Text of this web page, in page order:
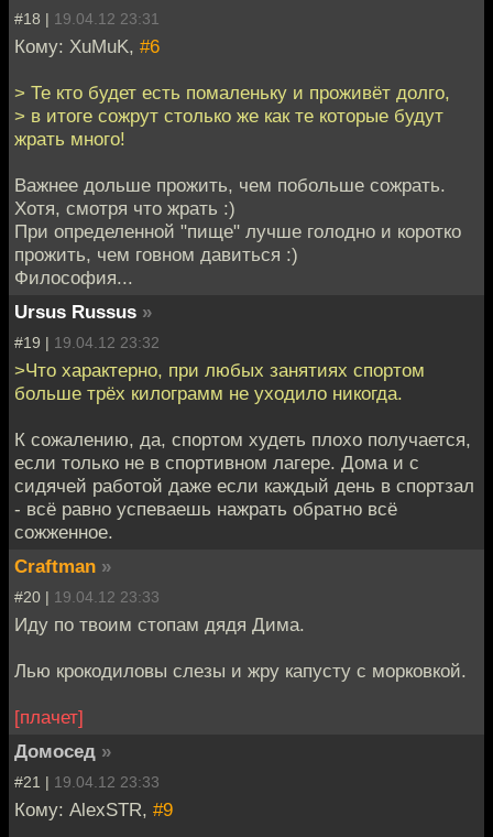
#18 | 19.04.12 23:31
Кому: XuMuK, #6
> Те кто будет есть помаленьку и проживёт долго,
> в итоге сожрут столько же как те которые будут
жрать много!
Важнее дольше прожить, чем побольше сожрать.
Хотя, смотря что жрать :)
При определенной "пище" лучше голодно и коротко
прожить, чем говном давиться :)
Философия...
Ursus Russus »
#19 | 19.04.12 23:32
>Что характерно, при любых занятиях спортом
больше трёх килограмм не уходило никогда.
К сожалению, да, спортом худеть плохо получается,
если только не в спортивном лагере. Дома и с
сидячей работой даже если каждый день в спортзал
- всё равно успеваешь нажрать обратно всё
сожженное.
Craftman »
#20 | 19.04.12 23:33
Иду по твоим стопам дядя Дима.
Лью крокодиловы слезы и жру капусту с морковкой.
[плачет]
Домосед »
#21 | 19.04.12 23:33
Кому: AlexSTR, #9